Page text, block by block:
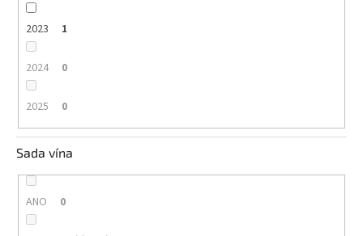
2023 1
2024 0
2025 0
Sada vína
ANO 0